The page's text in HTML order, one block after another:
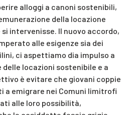
alloggi a canoni sostenibili,
della locazione
intervenisse. Il nuovo accordo,
alle esigenze sia dei
ci aspettiamo dia impulso a
locazioni sostenibile e a
è evitare che giovani coppie
a emigrare nei Comuni limitrofi
alle loro possibilità,